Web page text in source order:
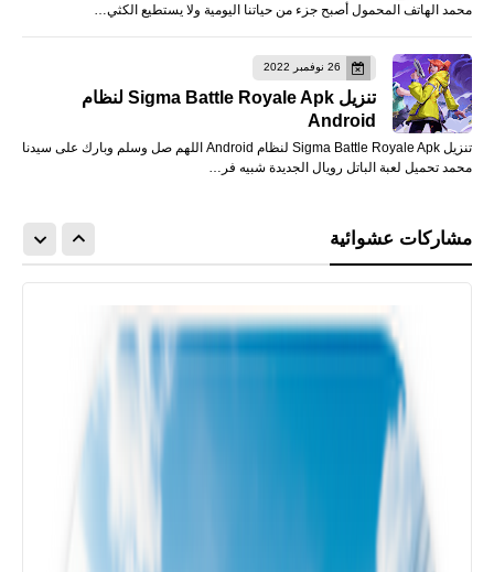
محمد الهاتف المحمول أصبح جزء من حياتنا اليومية ولا يستطيع الكثي…
26 نوفمبر 2022
تنزيل Sigma Battle Royale Apk لنظام
Android
تنزيل Sigma Battle Royale Apk لنظام Android اللهم صل وسلم وبارك على سيدنا
محمد تحميل لعبة الباتل رويال الجديدة شبيه فر…
مشاركات عشوائية